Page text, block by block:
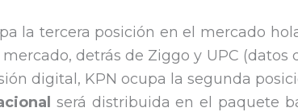
la tercera posición en el mercado
detrás de Ziggo y UPC (datos
digital, KPN ocupa la segunda
será distribuida en el paquete